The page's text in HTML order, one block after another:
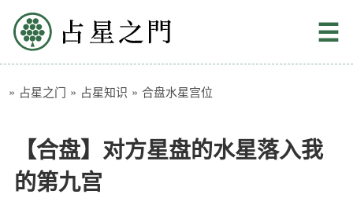
☰
» 占星之门 » 占星知识 » 合盘水星宫位
【合盘】对方星盘的水星落入我
的第九宫